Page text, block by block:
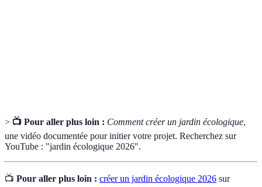
> 📺 Pour aller plus loin : Comment créer un jardin écologique,
une vidéo documentée pour initier votre projet. Recherchez sur
YouTube : "jardin écologique 2026".
📺 Pour aller plus loin : créer un jardin écologique 2026 sur